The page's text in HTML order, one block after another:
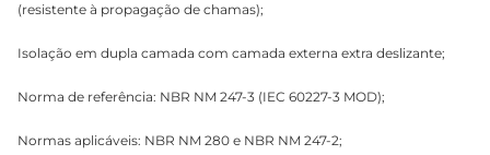
(resistente à propagação de chamas);
Isolação em dupla camada com camada externa extra deslizante;
Norma de referência: NBR NM 247-3 (IEC 60227-3 MOD);
Normas aplicáveis: NBR NM 280 e NBR NM 247-2;